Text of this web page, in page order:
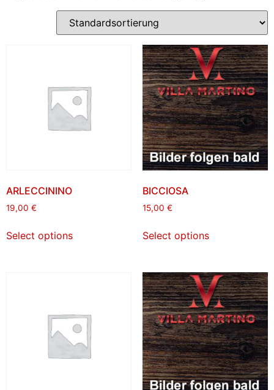
ARLECCININO
19,00 €
Select options
BICCIOSA
15,00 €
Select options